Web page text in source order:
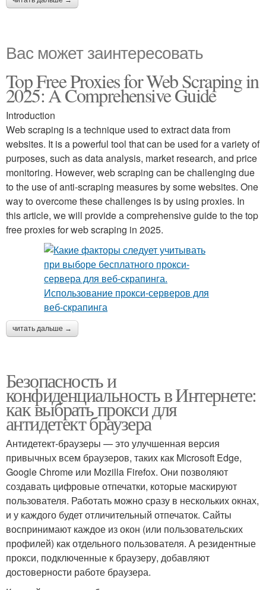
Вас может заинтересовать
Top Free Proxies for Web Scraping in
2025: A Comprehensive Guide
Introduction
Web scraping is a technique used to extract data from
websites. It is a powerful tool that can be used for a variety of
purposes, such as data analysis, market research, and price
monitoring. However, web scraping can be challenging due
to the use of anti-scraping measures by some websites. One
way to overcome these challenges is by using proxies. In
this article, we will provide a comprehensive guide to the top
free proxies for web scraping in 2025.
читать дальше →
Безопасность и
конфиденциальность в Интернете:
как выбрать прокси для
антидетект браузера
Антидетект-браузеры — это улучшенная версия
привычных всем браузеров, таких как Microsoft Edge,
Google Chrome или Mozilla Firefox. Они позволяют
создавать цифровые отпечатки, которые маскируют
пользователя. Работать можно сразу в нескольких окнах,
и у каждого будет отличительный отпечаток. Сайты
воспринимают каждое из окон (или пользовательских
профилей) как отдельного пользователя. А резидентные
прокси, подключенные к браузеру, добавляют
достоверности работе браузера.